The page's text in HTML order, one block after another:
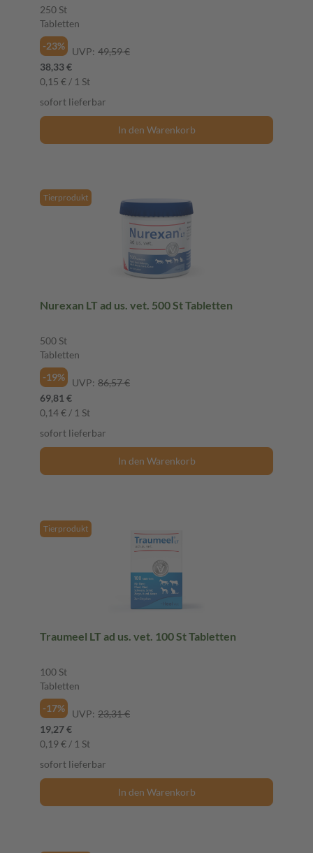
250 St
Tabletten
-23%
UVP: 49,59 €
38,33 €
0,15 € / 1 St
sofort lieferbar
In den Warenkorb
Tierprodukt
Nurexan LT ad us. vet. 500 St Tabletten
500 St
Tabletten
-19%
UVP: 86,57 €
69,81 €
0,14 € / 1 St
sofort lieferbar
In den Warenkorb
Tierprodukt
Traumeel LT ad us. vet. 100 St Tabletten
100 St
Tabletten
-17%
UVP: 23,31 €
19,27 €
0,19 € / 1 St
sofort lieferbar
In den Warenkorb